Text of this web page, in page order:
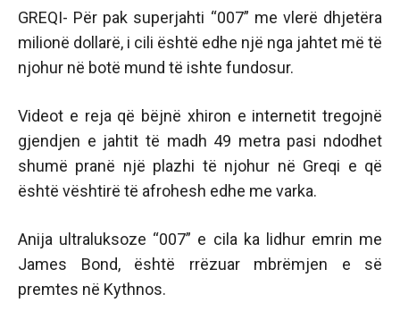
GREQI- Për pak superjahti “007” me vlerë dhjetëra
milionë dollarë, i cili është edhe një nga jahtet më të
njohur në botë mund të ishte fundosur.
Videot e reja që bëjnë xhiron e internetit tregojnë
gjendjen e jahtit të madh 49 metra pasi ndodhet
shumë pranë një plazhi të njohur në Greqi e që
është vështirë të afrohesh edhe me varka.
Anija ultraluksoze “007” e cila ka lidhur emrin me
James Bond, është rrëzuar mbrëmjen e së
premtes në Kythnos.